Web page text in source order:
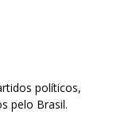
políticos,
pelo Brasil.